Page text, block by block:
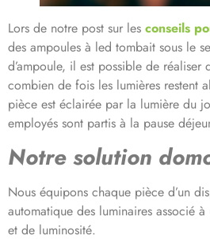
Lors de notre post sur les conseils
des ampoules à led tombait sous le
d’ampoule, il est possible de réaliser
combien de fois les lumières restent
pièce est éclairée par la lumière du
employés sont partis à la pause
Notre solution
Nous équipons chaque pièce d’un
automatique des luminaires associé
et de luminosité.